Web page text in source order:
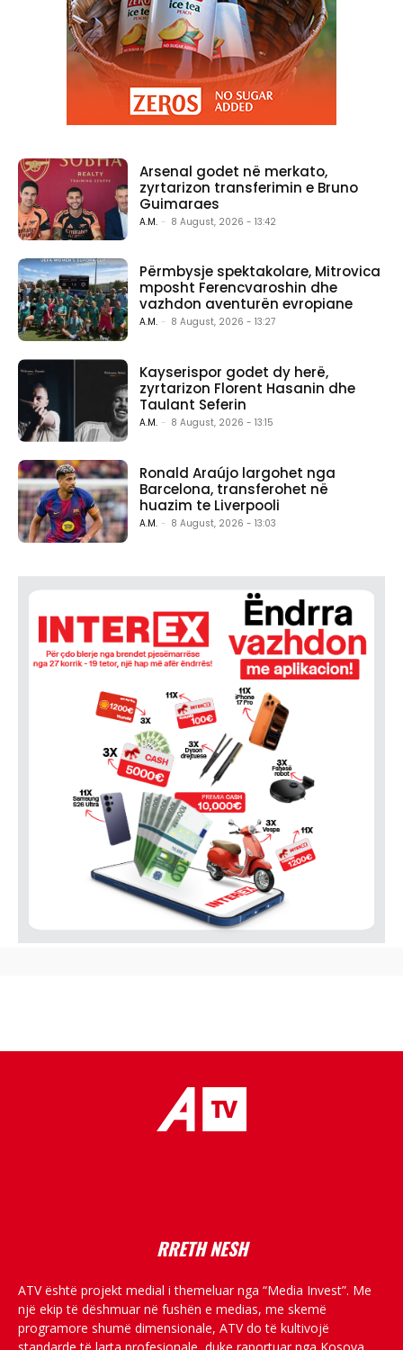
Arsenal godet në merkato,
zyrtarizon transferimin e Bruno
Guimaraes
A.M. - 8 August, 2026 - 13:42
Përmbysje spektakolare, Mitrovica
mposht Ferencvaroshin dhe
vazhdon aventurën evropiane
A.M. - 8 August, 2026 - 13:27
Kayserispor godet dy herë,
zyrtarizon Florent Hasanin dhe
Taulant Seferin
A.M. - 8 August, 2026 - 13:15
Ronald Araújo largohet nga
Barcelona, transferohet në
huazim te Liverpooli
A.M. - 8 August, 2026 - 13:03
RRETH NESH
ATV është projekt medial i themeluar nga “Media Invest”. Me
një ekip të dëshmuar në fushën e medias, me skemë
programore shumë dimensionale, ATV do të kultivojë
standarde të larta profesionale, duke raportuar nga Kosova,